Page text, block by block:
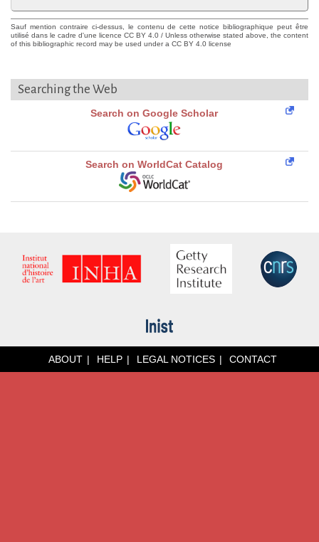
Sauf mention contraire ci-dessus, le contenu de cette notice bibliographique peut être
utilisé dans le cadre d'une licence CC BY 4.0 / Unless otherwise stated above, the content
of this bibliographic record may be used under a CC BY 4.0 license
Searching the Web
Search on Google Scholar
Search on WorldCat Catalog
ABOUT HELP LEGAL NOTICES CONTACT